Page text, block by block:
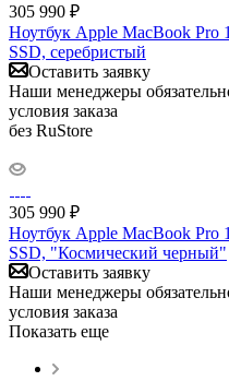
305 990 ₽
Ноутбук Apple MacBook
SSD, серебристый
Оставить заявку
Наши менеджеры
условия заказа
без RuStore
305 990 ₽
Ноутбук Apple MacBook
SSD, "Космический черный"
Оставить заявку
Наши менеджеры
условия заказа
Показать еще